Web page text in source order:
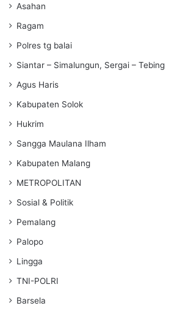
Asahan
Ragam
Polres tg balai
Siantar – Simalungun, Sergai – Tebing
Agus Haris
Kabupaten Solok
Hukrim
Sangga Maulana Ilham
Kabupaten Malang
METROPOLITAN
Sosial & Politik
Pemalang
Palopo
Lingga
TNI-POLRI
Barsela